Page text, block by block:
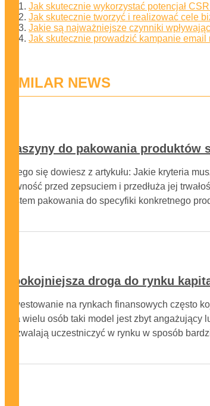
Jak skutecznie wykorzystać potencjał
Jak skutecznie tworzyć i realizować cele
Jakie są najważniejsze czynniki
Jak skutecznie prowadzić kampanie email
SIMILAR NEWS
Maszyny do pakowania
Czego się dowiesz z artykułu: Jakie kryteria
żywność przed zepsuciem i przedłuża jej
system pakowania do specyfiki konkretnego
Spokojniejsza droga do rynku
Inwestowanie na rynkach finansowych często
Dla wielu osób taki model jest zbyt
pozwalają uczestniczyć w rynku w sposób